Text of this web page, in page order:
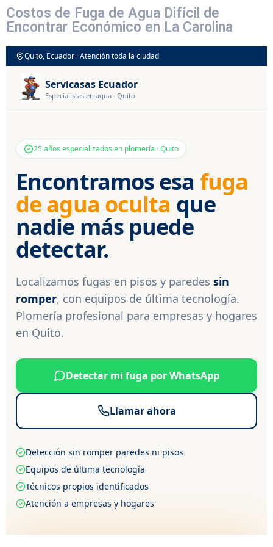
Costos de Fuga de Agua Difícil de
Encontrar Económico en La Carolina